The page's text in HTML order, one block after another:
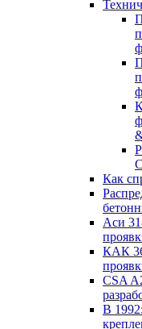
Как
Аси
КАК
CSA
В